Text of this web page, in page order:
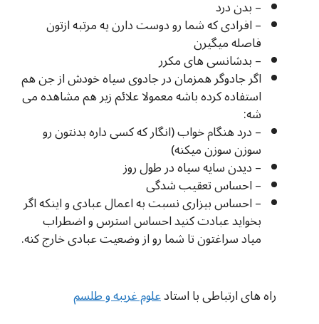
– بدن درد
– افرادی که شما رو دوست دارن یه مرتبه ازتون
فاصله میگیرن
– بدشانسی های مکرر
اگر جادوگر همزمان در جادوی سیاه خودش از جن هم
استفاده کرده باشه معمولا علائم زیر هم مشاهده می
شه:
– درد هنگام خواب (انگار که کسی داره بدنتون رو
سوزن سوزن میکنه)
– دیدن سایه سیاه در طول روز
– احساس تعقیب شدگی
– احساس بیزاری نسبت به اعمال عبادی و اینکه اگر
بخواید عبادت کنید احساس استرس و اضطراب
میاد سراغتون تا شما رو از وضعیت عبادی خارج کنه.
راه های ارتباطی با استادعلوم غریبه و طلسم